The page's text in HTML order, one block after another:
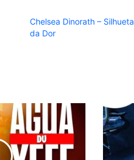
Chelsea Dinorath – Silhueta
da Dor
Chelsea
Dinorath
-
Weya